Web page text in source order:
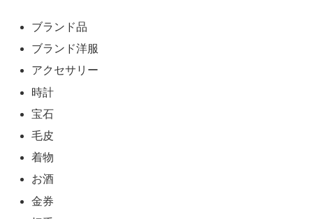
ブランド品
ブランド洋服
アクセサリー
時計
宝石
毛皮
着物
お酒
金券